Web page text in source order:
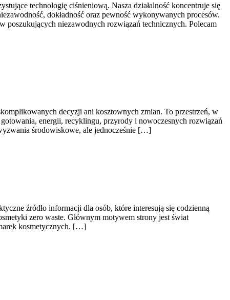
technologię ciśnieniową. Nasza działalność koncentruje się
dokładność oraz pewność wykonywanych procesów.
poszukujących niezawodnych rozwiązań technicznych. Polecam
decyzji ani kosztownych zmian. To przestrzeń, w
energii, recyklingu, przyrody i nowoczesnych rozwiązań
środowiskowe, ale jednocześnie […]
źródło informacji dla osób, które interesują się codzienną
zero waste. Głównym motywem strony jest świat
kosmetycznych. […]